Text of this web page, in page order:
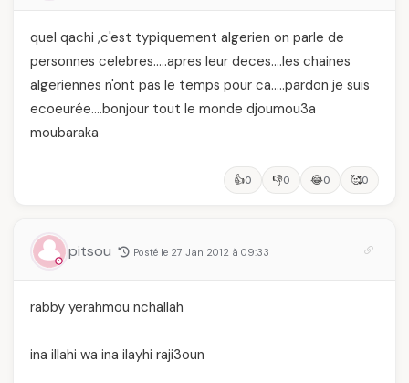
quel qachi ,c'est typiquement algerien on parle de
personnes celebres…..apres leur deces….les chaines
algeriennes n'ont pas le temps pour ca…..pardon je suis
ecoeurée….bonjour tout le monde djoumou3a
moubaraka
👍0 👎0 😂0 🥰0
pitsou Posté le 27 Jan 2012 à 09:33
rabby yerahmou nchallah
ina illahi wa ina ilayhi raji3oun